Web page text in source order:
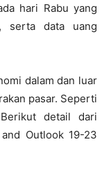
hari Rabu yang
serta data uang
dalam dan luar
pasar. Seperti
detail dari
Outlook 19-23